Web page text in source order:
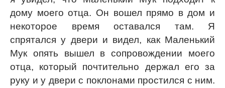
дому моего отца. Он вошел прямо в дом и
некоторое время оставался там. Я
спрятался у двери и видел, как Маленький
Мук опять вышел в сопровождении моего
отца, который почтительно держал его за
руку и у двери с поклонами простился с ним.